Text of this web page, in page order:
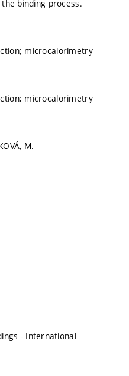
binding process.
microcalorimetry
microcalorimetry
M.
- International